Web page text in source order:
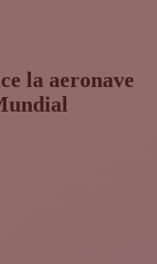
la aeronave